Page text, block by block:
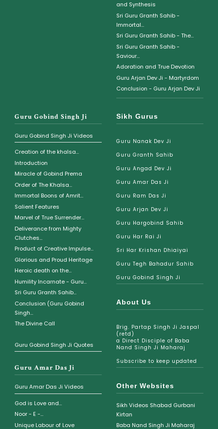
and Synthesis
Sri Guru Granth Sahib -
Immortal...
Sri Guru Granth Sahib - The...
Sri Guru Granth Sahib -
Saviour...
Adoration and True Devotion
Guru Arjan Dev Ji - Martyrdom
Conclusion - Guru Arjan Dev Ji
Guru Gobind Singh Ji
Guru Gobind Singh Ji Videos
Creation of the khalsa...
Introduction
Miracle of Gobind Prema
Order of The Khalsa...
Immortal Boons of Amrit...
Salient Features
Marvel of True Surrender...
Deliverance from Mighty
Clutches...
Product of Creative Impulse...
Glorious and Proud Heritage
Heroic death on the...
Humility Incarnate - Guru...
Sri Guru Granth Sahib...
Conclusion (Guru Gobind
Singh...
The Divine Call
Guru Gobind Singh Ji Quotes
Guru Amar Das Ji
Guru Amar Das Ji Videos
God is Love and...
Noor - E -...
Unique Labour of Love
Sikh Gurus
Guru Nanak Dev Ji
Guru Granth Sahib
Guru Angad Dev Ji
Guru Amar Das Ji
Guru Ram Das Ji
Guru Arjan Dev Ji
Guru Hargobind Sahib
Guru Har Rai Ji
Sri Har Krishan Dhiaiyai
Guru Tegh Bahadur Sahib
Guru Gobind Singh Ji
About Us
Brig. Partap Singh Ji Jaspal
(retd)
a Direct Disciple of Baba
Nand Singh Ji Maharaj
Subscribe to keep updated
Other Websites
Sikh Videos Shabad Gurbani
Kirtan
Baba Nand Singh Ji Maharaj